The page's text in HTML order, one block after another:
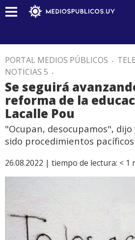
PORTAL MEDIOS PÚBLICOS .
NOTICIAS 5 .
Se seguirá
reforma de la
Lacalle Pou
"Ocupan, desocupamos",
sido procedimientos pacíficos
26.08.2022 | tiempo de lectura: < 1